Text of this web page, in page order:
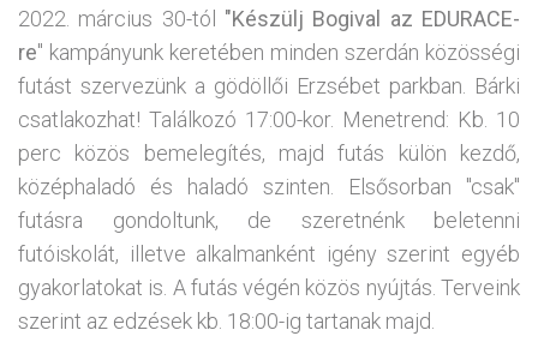
2022. március 30-tól "Készülj Bogival az EDURACE-
re" kampányunk keretében minden szerdán közösségi
futást szervezünk a gödöllői Erzsébet parkban. Bárki
csatlakozhat! Találkozó 17:00-kor. Menetrend: Kb. 10
perc közös bemelegítés, majd futás külön kezdő,
középhaladó és haladó szinten. Elsősorban "csak"
futásra gondoltunk, de szeretnénk beletenni
futóiskolát, illetve alkalmanként igény szerint egyéb
gyakorlatokat is. A futás végén közös nyújtás. Terveink
szerint az edzések kb. 18:00-ig tartanak majd.